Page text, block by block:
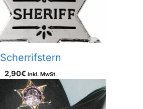
Scherrifstern
2,90€ inkl. MwSt.